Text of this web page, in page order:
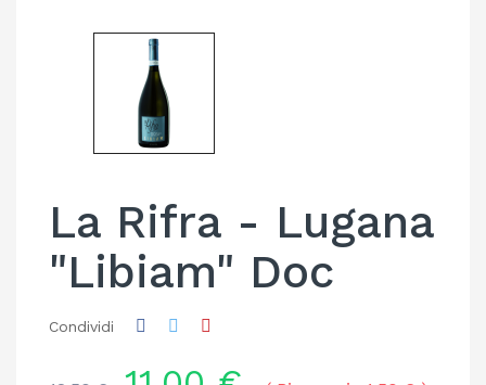
La Rifra - Lugana
"Libiam" Doc
Condividi